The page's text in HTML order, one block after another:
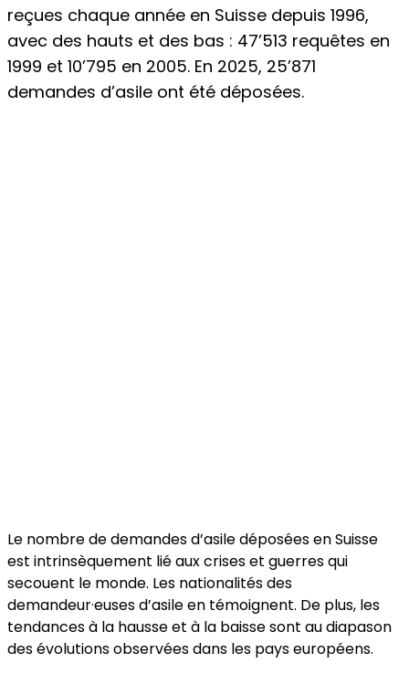
reçues chaque année en Suisse depuis 1996,
avec des hauts et des bas : 47’513 requêtes en
1999 et 10’795 en 2005. En 2025, 25’871
demandes d’asile ont été déposées.
Le nombre de demandes d’asile déposées en Suisse
est intrinsèquement lié aux crises et guerres qui
secouent le monde. Les nationalités des
demandeur·euses d’asile en témoignent. De plus, les
tendances à la hausse et à la baisse sont au diapason
des évolutions observées dans les pays européens.